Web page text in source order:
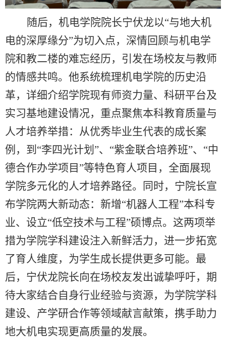
随后，机电学院院长宁伏龙以“与地大机
电的深厚缘分”为切入点，深情回顾与机电学
院和教二楼的难忘经历，引发在场校友与教师
的情感共鸣。他系统梳理机电学院的历史沿
革，详细介绍学院现有师资力量、科研平台及
实习基地建设情况，重点聚焦本科教育质量与
人才培养举措：从优秀毕业生代表的成长案
例，到“李四光计划”、“紫金联合培养班”、“中
德合作办学项目”等特色育人项目，全面展现
学院多元化的人才培养路径。同时，宁院长宣
布学院两大新动态：新增“机器人工程”本科专
业、设立“低空技术与工程”硕博点。这两项举
措为学院学科建设注入新鲜活力，进一步拓宽
了育人维度，为学生成长提供更多可能。最
后，宁伏龙院长向在场校友发出诚挚呼吁，期
待大家结合自身行业经验与资源，为学院学科
建设、产学研合作等领域献言献策，携手助力
地大机电实现更高质量的发展。